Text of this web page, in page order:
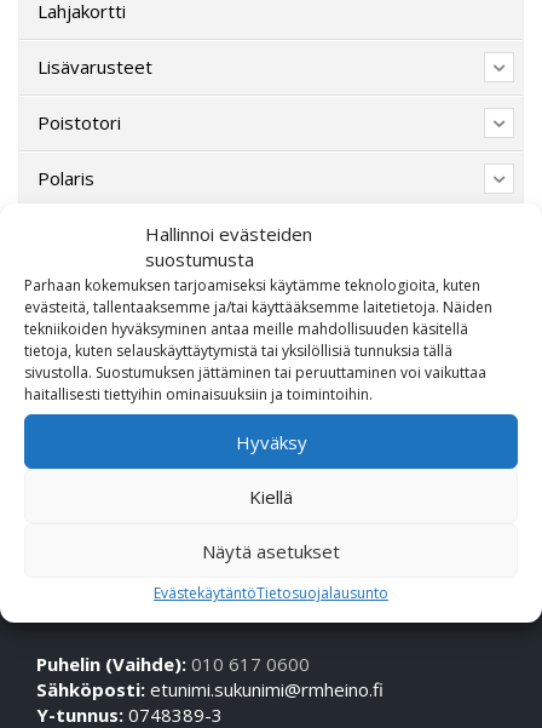
Hallinnoi evästeiden
suostumusta
Parhaan kokemuksen tarjoamiseksi käytämme teknologioita, kuten
evästeitä, tallentaaksemme ja/tai käyttääksemme laitetietoja. Näiden
tekniikoiden hyväksyminen antaa meille mahdollisuuden käsitellä
tietoja, kuten selauskäyttäytymistä tai yksilöllisiä tunnuksia tällä
sivustolla. Suostumuksen jättäminen tai peruuttaminen voi vaikuttaa
haitallisesti tiettyihin ominaisuuksiin ja toimintoihin.
Hyväksy
Kiellä
Näytä asetukset
EvästekäytäntöTietosuojalausunto
Lahjakortti
Lisävarusteet
Poistotori
Polaris
SW-Motech
Varaosat/Sekalaiset
OTA MEIHIN YHTEYTTÄ!
Puhelin (Vaihde): 010 617 0600
Sähköposti: etunimi.sukunimi@rmheino.fi
Y-tunnus: 0748389-3